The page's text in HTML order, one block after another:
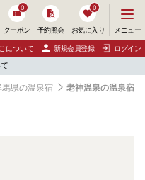
クーポン
0
予約照会 お気に入り
0
ニ
ュ
ー
開
く
メニュー
について 新規会員登録 ログイン
馬県の温泉宿 老神温泉の温泉宿